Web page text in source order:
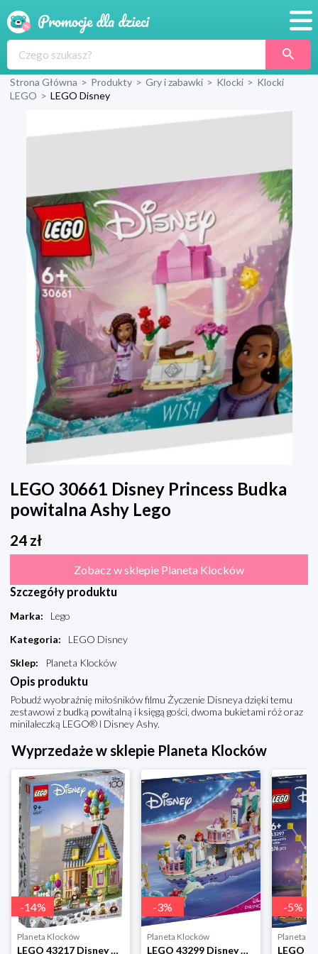
Produkty
Sklepy
Wyprawka
Strona Główna > Produkty > Gry i zabawki > Klocki > Klocki
LEGO > LEGO Disney
LEGO 30661 Disney Princess Budka
powitalna Ashy Lego
24 zł
Zobacz w sklepie Planeta Klocków
Szczegóły produktu
Marka:
Lego
Kategoria:
LEGO Disney
Sklep: Planeta Klocków
Opis produktu
Pobudź wyobraźnię miłośników filmu Życzenie Disneya dzięki temu
zestawowi z budką powitalną i księgą gości, dwoma bukietami róż oraz
minilaleczką LEGO® ǀ Disney Ashy.
Wyprzedaże w sklepie Planeta Klocków
-14%
Planeta Klocków
LEGO 43217 Disney Dom z filmu „Odlot” Lego
-3%
Planeta Klocków
LEGO 43299 Disney Animation Królewska łódź weselna Arielki Lego
-5%
Planeta